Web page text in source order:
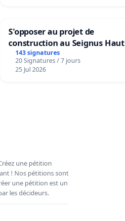
S'opposer au projet de
construction au Seignus Haut
143 signatures
20 Signatures / 7 jours
25 Jul 2026
une pétition
! Nos pétitions sont
une pétition est un
les décideurs.